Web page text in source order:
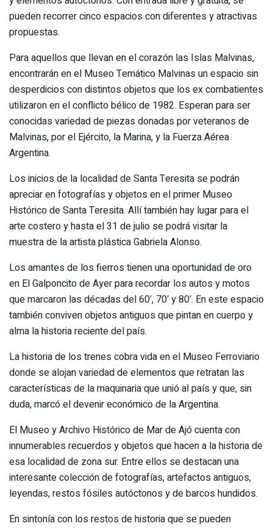
pueden recorrer cinco espacios con diferentes y atractivas
propuestas.
Para aquellos que llevan en el corazón las Islas Malvinas,
encontrarán en el Museo Temático Malvinas un espacio sin
desperdicios con distintos objetos que los ex combatientes
utilizaron en el conflicto bélico de 1982. Esperan para ser
conocidas variedad de piezas donadas por veteranos de
Malvinas, por el Ejército, la Marina, y la Fuerza Aérea
Argentina.
Los inicios de la localidad de Santa Teresita se podrán
apreciar en fotografías y objetos en el primer Museo
Histórico de Santa Teresita. Allí también hay lugar para el
arte costero y hasta el 31 de julio se podrá visitar la
muestra de la artista plástica Gabriela Alonso.
Los amantes de los fierros tienen una oportunidad de oro
en El Galponcito de Ayer para recordar los autos y motos
que marcaron las décadas del 60′, 70′ y 80′. En este espacio
también conviven objetos antiguos que pintan en cuerpo y
alma la historia reciente del país.
La historia de los trenes cobra vida en el Museo Ferroviario
donde se alojan variedad de elementos que retratan las
características de la maquinaria que unió al país y que, sin
duda, marcó el devenir económico de la Argentina.
El Museo y Archivo Histórico de Mar de Ajó cuenta con
innumerables recuerdos y objetos que hacen a la historia de
esa localidad de zona sur. Entre ellos se destacan una
interesante colección de fotografías, artefactos antiguos,
leyendas, restos fósiles autóctonos y de barcos hundidos.
En sintonía con los restos de historia que se pueden